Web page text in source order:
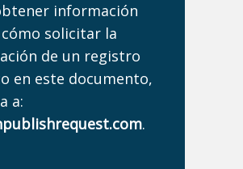
información
solicitar la
de un registro
en este documento,
a:
.